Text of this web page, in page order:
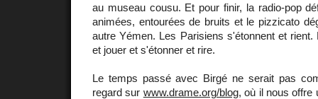
au museau cousu. Et pour finir, la radio-pop
animées, entourées de bruits et le pizzicato
autre Yémen. Les Parisiens s'étonnent et
et jouer et s'étonner et rire.
Le temps passé avec Birgé ne serait pas
regard sur www.drame.org/blog, où il nous offre